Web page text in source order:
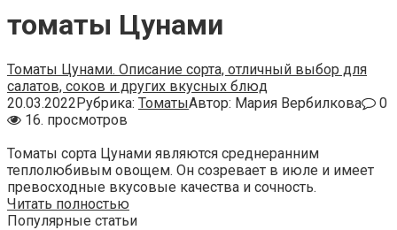
томаты Цунами
Томаты Цунами. Описание сорта, отличный выбор для
салатов, соков и других вкусных блюд
20.03.2022Рубрика: ТоматыАвтор: Мария Вербилкова
0
16. просмотров
Томаты сорта Цунами являются среднеранним
теплолюбивым овощем. Он созревает в июле и имеет
превосходные вкусовые качества и сочность.
Читать полностью
Популярные статьи